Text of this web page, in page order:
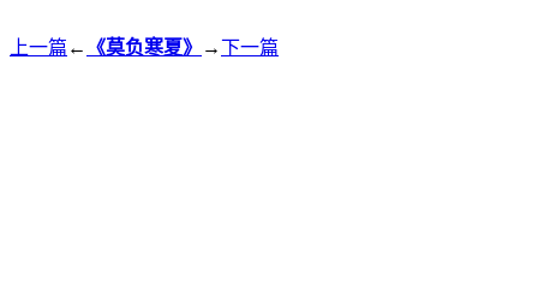
上一篇 ← 《莫负寒夏》 →下一篇